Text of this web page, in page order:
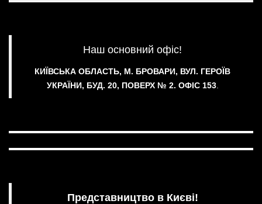
Наш основний офіс!
КИЇВСЬКА ОБЛАСТЬ, М. БРОВАРИ, ВУЛ. ГЕРОЇВ
УКРАЇНИ, БУД. 20, ПОВЕРХ № 2. ОФІС 153.
Представництво в Києві!